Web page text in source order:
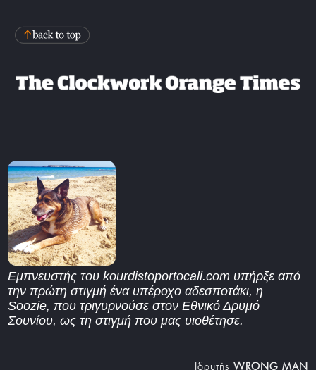
Εμπνευστής του kourdistoportocali.com υπήρξε από
την πρώτη στιγμή ένα υπέροχο αδεσποτάκι, η
Soozie, που τριγυρνούσε στον Εθνικό Δρυμό
Σουνίου, ως τη στιγμή που μας υιοθέτησε.
Iδρυτής WRONG MAN